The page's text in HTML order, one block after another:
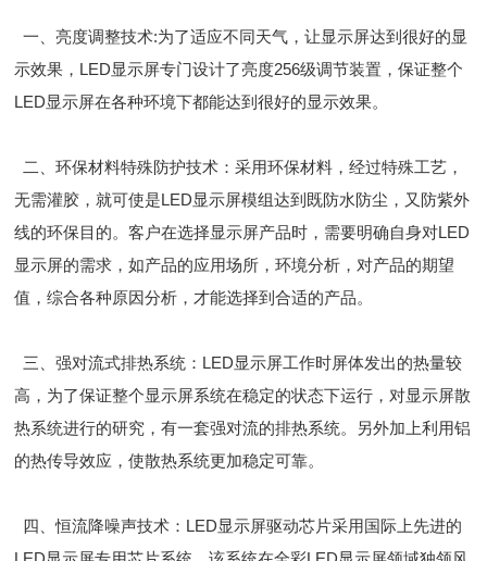
一、亮度调整技术:为了适应不同天气，让显示屏达到很好的显
示效果， LED显示屏专门设计了亮度256级调节装置，保证整个
LED显示屏在各种环境下都能达到很好的显示效果。
二、环保材料特殊防护技术：采用环保材料，经过特殊工艺，
无需灌胶，就可使是LED显示屏模组达到既防水防尘，又防紫外
线的环保目的。客户在选择显示屏产品时，需要明确自身对LED
显示屏的需求，如产品的应用场所，环境分析，对产品的期望
值，综合各种原因分析，才能选择到合适的产品。
三、强对流式排热系统：LED显示屏工作时屏体发出的热量较
高，为了保证整个显示屏系统在稳定的状态下运行，对显示屏散
热系统进行的研究，有一套强对流的排热系统。另外加上利用铝
的热传导效应，使散热系统更加稳定可靠。
四、恒流降噪声技术：LED显示屏驱动芯片采用国际上先进的